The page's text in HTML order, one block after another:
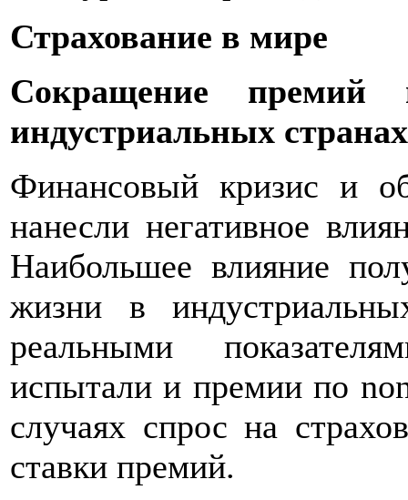
Страхование в мире
Сокращение
индустриальных странах
Финансовый кризис и
нанесли негативное
Наибольшее влияние
жизни в
реальными
испытали и премии по
случаях спрос на
ставки премий.